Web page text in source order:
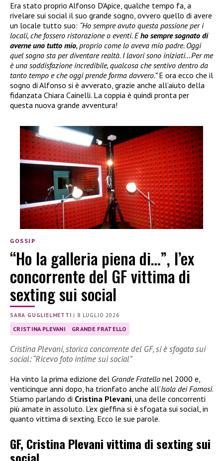
Era stato proprio Alfonso D’Apice, qualche tempo fa, a
rivelare sui social il suo grande sogno, ovvero quello di avere
un locale tutto suo: “Ho sempre avuto questa passione per i
locali, che fossero ristorazione o eventi. Eho sempre sognato di
averne uno tutto mio, proprio come lo aveva mio padre. Oggi
quel sogno sta per diventare realtà. I lavori sono iniziati…Per me
è una soddisfazione incredibile, qualcosa che sentivo dentro da
tanto tempo e che oggi prende forma davvero.”E ora ecco che il
sogno di Alfonso si è avverato, grazie anche all’aiuto della
fidanzata Chiara Cainelli. La coppia è quindi pronta per
questa nuova grande avventura!
GOSSIP
“Ho la galleria piena di…”, l’ex
concorrente del GF vittima di
sexting sui social
SARA GUGLIELMETTI | 8 LUGLIO 2026
CRISTINA PLEVANI GRANDE FRATELLO
Cristina Plevani, storica concorrente del GF, si è sfogata sui
social: “Ricevo foto intime sui social”
Ha vinto la prima edizione del Grande Fratello nel 2000 e,
venticinque anni dopo, ha trionfato anche all’Isola dei Famosi.
Stiamo parlando di Cristina Plevani , una delle concorrenti
più amate in assoluto. L’ex gieffina si è sfogata sui social, in
quanto vittima di sexting. Ecco le sue parole.
GF, Cristina Plevani vittima di sexting sui